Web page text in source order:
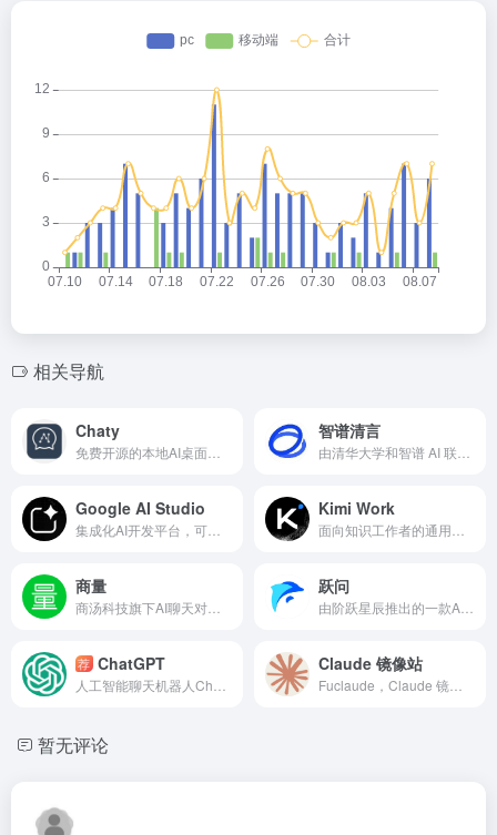
o
相关导航
Chaty
免费开源的本地AI桌面客户端，支持离线模型、编码智能体、知识库、深度研究与语音。
智谱清言
由清华大学和智谱 AI 联合研发的第二代 GLM 系列对话语言模型
Google AI Studio
集成化AI开发平台，可免费体验谷歌gemini所有大模型以及申请API
Kimi Work
面向知识工作者的通用型本地 Agent
商量
商汤科技旗下AI聊天对话大模型商量
跃问
由阶跃星辰推出的一款AI智能问答助手
荐 ChatGPT
人工智能聊天机器人ChatGPT
Claude 镜像站
Fuclaude，Claude 镜像网站，免魔法国内可直接使用
暂无评论